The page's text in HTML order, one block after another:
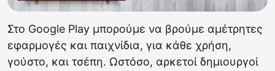
Στο Google Play μπορούμε να βρούμε αμέτρητες
εφαρμογές και παιχνίδια, για κάθε χρήση,
γούστο, και τσέπη. Ωστόσο, αρκετοί δημιουργοί